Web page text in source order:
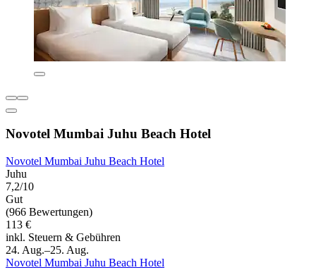
Novotel Mumbai Juhu Beach Hotel
Novotel Mumbai Juhu Beach Hotel
Juhu
7,2/10
Gut
(966 Bewertungen)
113 €
inkl. Steuern & Gebühren
24. Aug.–25. Aug.
Novotel Mumbai Juhu Beach Hotel